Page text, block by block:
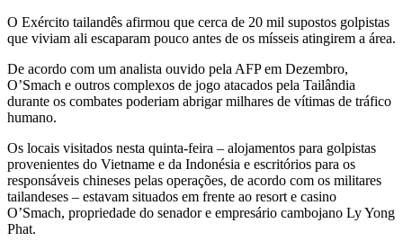
O Exército tailandês afirmou que cerca de 20 mil supostos golpistas
que viviam ali escaparam pouco antes de os mísseis atingirem a área.
De acordo com um analista ouvido pela AFP em Dezembro,
O’Smach e outros complexos de jogo atacados pela Tailândia
durante os combates poderiam abrigar milhares de vítimas de tráfico
humano.
Os locais visitados nesta quinta-feira – alojamentos para golpistas
provenientes do Vietname e da Indonésia e escritórios para os
responsáveis chineses pelas operações, de acordo com os militares
tailandeses – estavam situados em frente ao resort e casino
O’Smach, propriedade do senador e empresário cambojano Ly Yong
Phat.